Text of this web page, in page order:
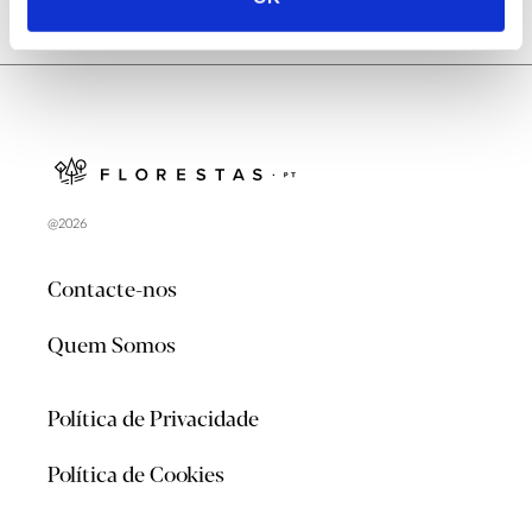
@2026
Contacte-nos
Quem Somos
Política de Privacidade
Política de Cookies